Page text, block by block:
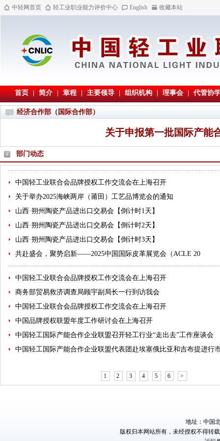
中轻网首页 轻工业职业能力评价中心 English 收藏本站
首页 | 简介 | 章程 | 主要领导 | 组织机构 | 理事会 | 代管协
经济合作部（国际合作部）
关于申报第一批国际产能
部门动态
中国轻工业联合会品牌授权工作交流会在上海召开
关于举办2025海峡两岸（莆田）工艺品博览会的通知
山西·朔州陶瓷产品进出口交易会【倒计时1天】
山西·朔州陶瓷产品进出口交易会【倒计时2天】
山西·朔州陶瓷产品进出口交易会【倒计时3天】
共赴盛会，聚势启新——2025中国国际皮革展览会（ACLE 20
中国轻工业联合会品牌授权工作交流会在上海召开
商务部贸易救济调查局顾宇副局长一行到访我会
中国轻工业联合会品牌授权工作交流会在上海召开
中国品牌授权联盟年度工作研讨会在上海召开
中国轻工国际产能合作企业联盟召开轻工行业“走出去”工作座谈会
中国轻工国际产能合作企业联盟代表团赴埃塞俄比亚和吉布提进行
1 2 3 4 5 6 >
地址：中国
版权归本网站所有，未经授权不得转